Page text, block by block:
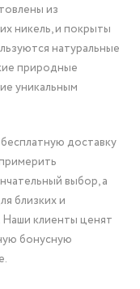
из
никель, и покрыты
натуральные
природные
уникальным
доставку
выбор, а
близких и
клиенты ценят
бонусную